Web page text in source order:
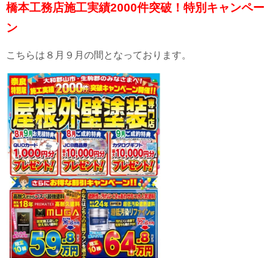
橋本工務店施工実績2000件突破！特別キャンペー
ン
こちらは８月９月の間となっております。